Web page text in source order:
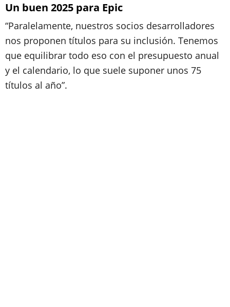
Un buen 2025 para Epic
“Paralelamente, nuestros socios desarrolladores
nos proponen títulos para su inclusión. Tenemos
que equilibrar todo eso con el presupuesto anual
y el calendario, lo que suele suponer unos 75
títulos al año”.